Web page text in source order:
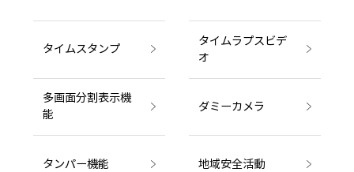
タイムスタンプ
タイムラプスビデ
オ
多画面分割表示機
能
ダミーカメラ
タンパー機能 地域安全活動